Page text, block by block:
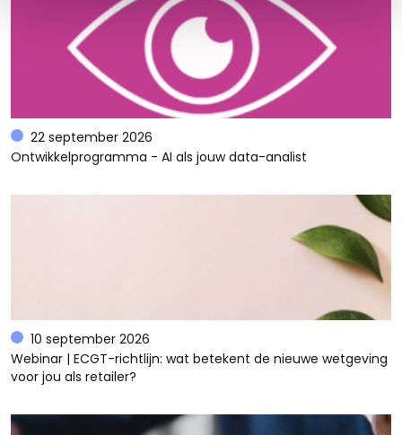
22 september 2026
Ontwikkelprogramma - AI als jouw data-analist
10 september 2026
Webinar | ECGT-richtlijn: wat betekent de nieuwe wetgeving
voor jou als retailer?